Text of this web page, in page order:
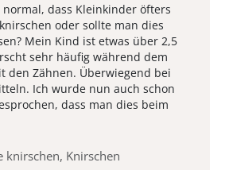
normal, dass Kleinkinder öfters
oder sollte man dies
Mein Kind ist etwas über 2,5
sehr häufig während dem
den Zähnen. Überwiegend bei
Ich wurde nun auch schon
dass man dies beim
knirschen, Knirschen